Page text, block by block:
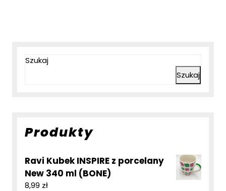
Szukaj
Szukaj
Produkty
Ravi Kubek INSPIRE z porcelany
New 340 ml (BONE)
8,99 zł